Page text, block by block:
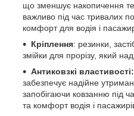
що зменшує накопичення
важливо під час тривалих
комфорт для водія і
Кріплення: резинки,
змійки для прорізу, який
Антиковзкі властивості:
забезпечує надійне
запобігаючи ковзанню під
та комфорт водія і